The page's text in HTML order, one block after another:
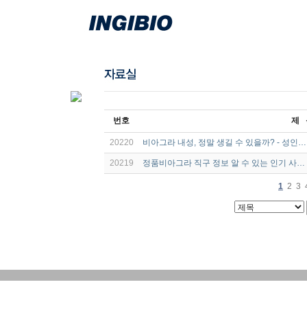
번호 제
20220 비아그라 내성, 정말 생길 수 있을까? - 성인…
20219 정품비아그라 직구 정보 알 수 있는 인기 사…
1 2 3